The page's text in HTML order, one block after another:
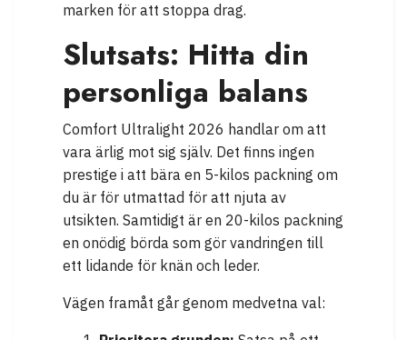
marken för att stoppa drag.
Slutsats: Hitta din
personliga balans
Comfort Ultralight 2026 handlar om att
vara ärlig mot sig själv. Det finns ingen
prestige i att bära en 5-kilos packning om
du är för utmattad för att njuta av
utsikten. Samtidigt är en 20-kilos packning
en onödig börda som gör vandringen till
ett lidande för knän och leder.
Vägen framåt går genom medvetna val: